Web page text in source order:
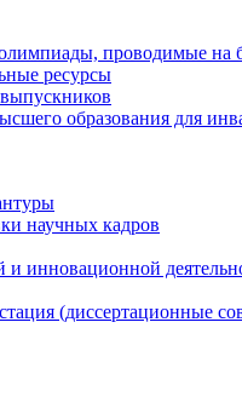
олимпиады, проводимые на
ресурсы
образования для
научных кадров
и инновационной
(диссертационные